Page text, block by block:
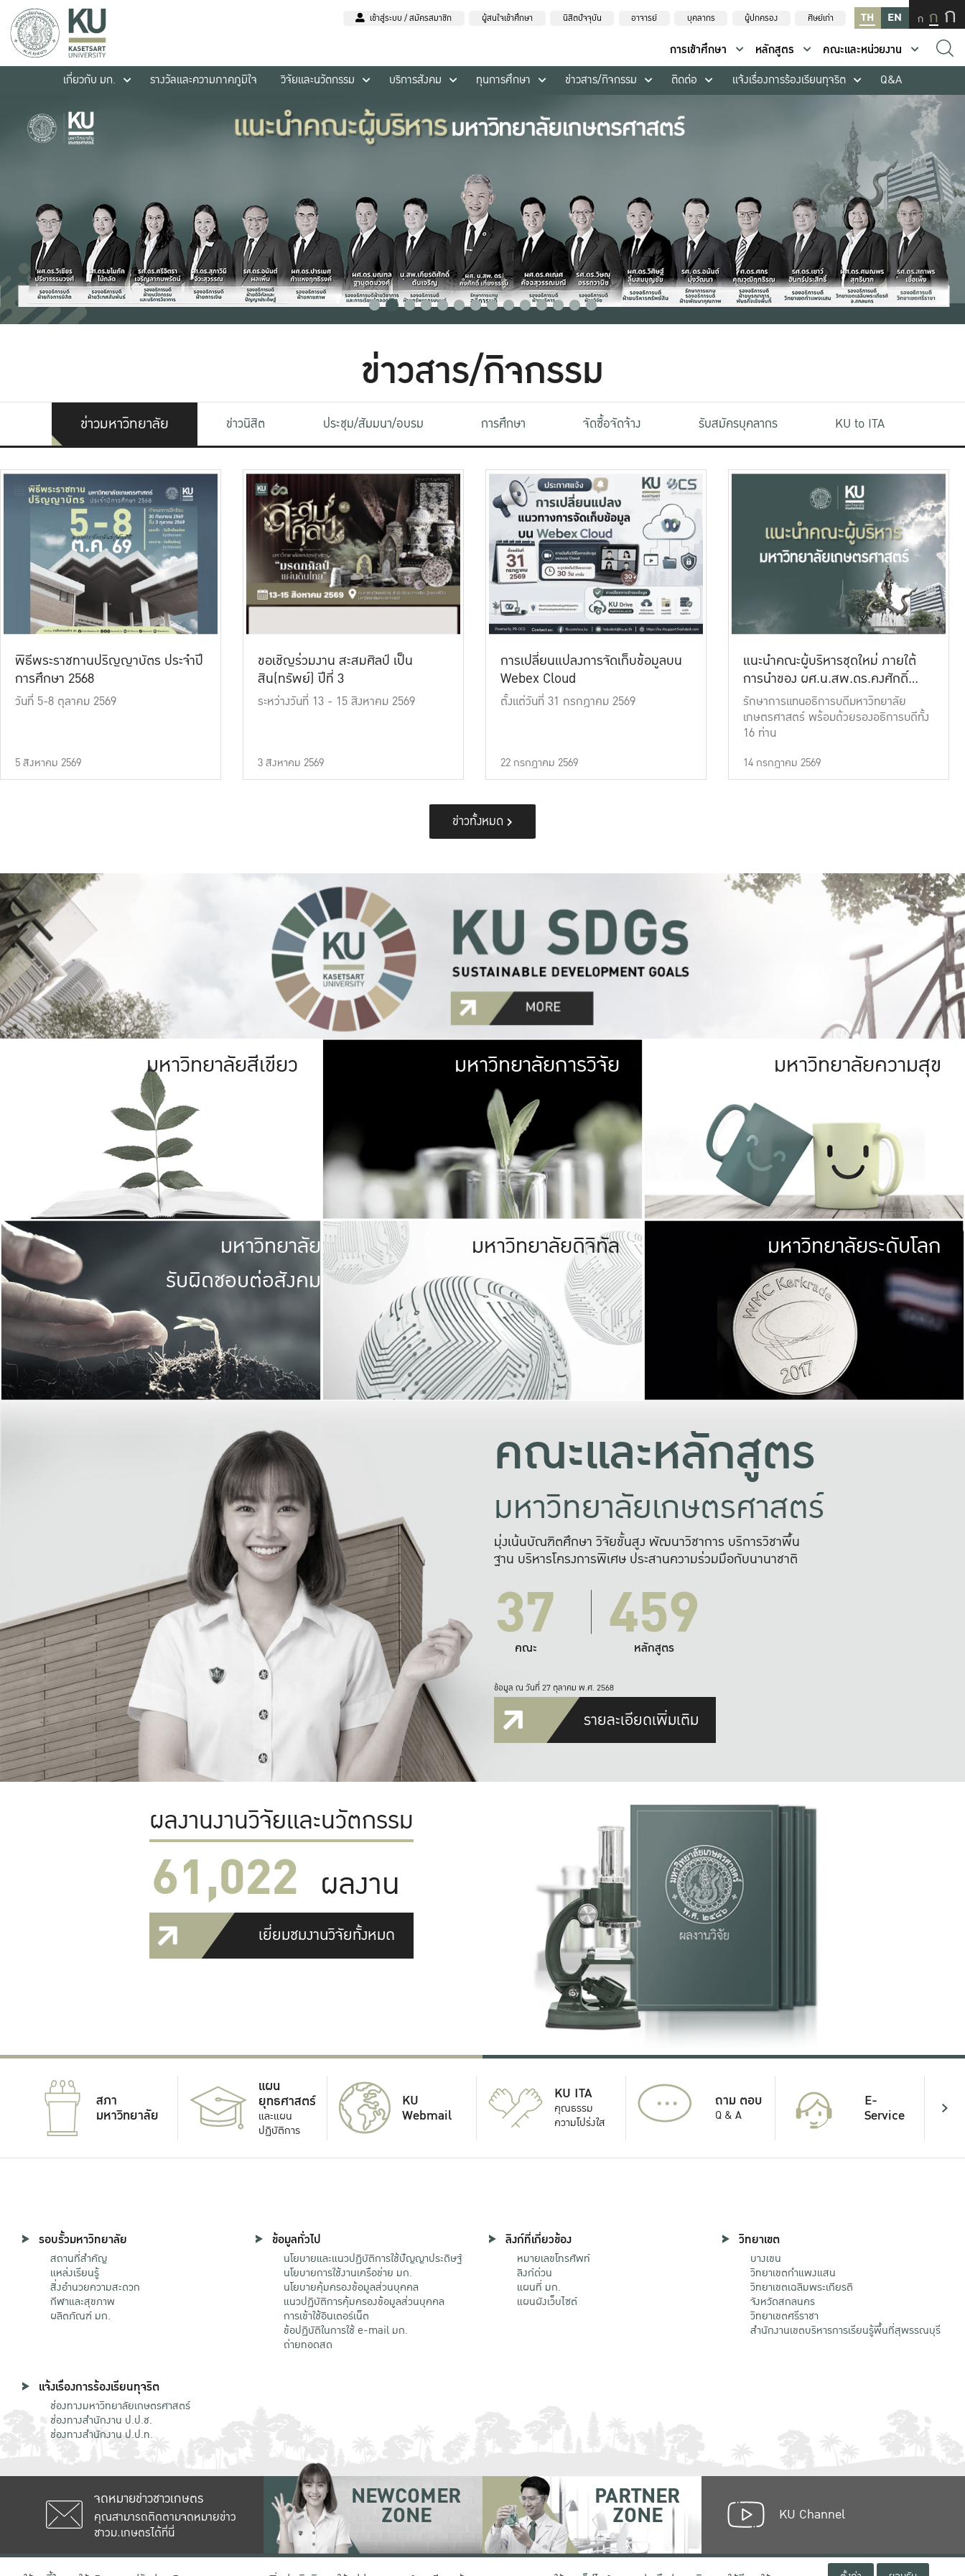
เข้าสู่ระบบ / สมัครสมาชิก ผู้สนใจเข้าศึกษา นิสิตปัจจุบัน อาจารย์ บุคลากร ผู้ปกครอง ศิษย์เก่า TH EN ก ก ก
การเข้าศึกษา หลักสูตร
คณะและหน่วยงาน
เกี่ยวกับ มก.
รางวัลและความภาคภูมิใจ วิจัยและนวัตกรรม บริการสังคม ทุนการศึกษา ข่าวสาร/กิจกรรม ติดต่อ แจ้งเรื่องการร้องเรียนทุจริต Q&A
ข่าวสาร/กิจกรรม
ข่าวมหาวิทยาลัย ข่าวนิสิต ประชุม/สัมมนา/อบรม การศึกษา จัดซื้อจัดจ้าง รับสมัครบุคลากร KU to ITA
พิธีพระราชทานปริญญาบัตร ประจำปี
การศึกษา 2568
วันที่ 5-8 ตุลาคม 2569
5 สิงหาคม 2569
ขอเชิญร่วมงาน สะสมศิลป์ เป็น
สิน(ทรัพย์) ปีที่ 3
ระหว่างวันที่ 13 - 15 สิงหาคม 2569
3 สิงหาคม 2569
การเปลี่ยนแปลงการจัดเก็บข้อมูลบน
Webex Cloud
ตั้งแต่วันที่ 31 กรกฎาคม 2569
22 กรกฎาคม 2569
แนะนำคณะผู้บริหารชุดใหม่ ภายใต้
การนำของ ผศ.น.สพ.ดร.คงศักดิ์
เที่ยงธรรม
รักษาการแทนอธิการบดีมหาวิทยาลัย
เกษตรศาสตร์ พร้อมด้วยรองอธิการบดีทั้ง
16 ท่าน
14 กรกฎาคม 2569
ข่าวทั้งหมด
มหาวิทยาลัยสีเขียว มหาวิทยาลัย
เกษตรศาสตร์ มีพื้นที่เขียวสดใส หนาแน่น
เป็นป่าในเมือง (URBAN FOREST)
เกษตรในเมือง (URBAN AGRICULTURE)
ที่นับรวมกันได้ประมาณ 1,400 ไร่
มหาวิทยาลัยการวิจัย มหาวิทยาลัย
ให้กับประชาชน
มหาวิทยาลัยความสุข
มหาวิทยาลัย
รับผิดชอบต่อสังคม
มหาวิทยาลัยรับผิดชอบต่อสังคม
ร่วมมือกับชุมชน เพื่อความกินดีอยู่ดี
และความสุขอย่างยั่งยืน
มองปัญหาในภาพกว้าง
แก้ไขจากปัญหาจุดเล็กๆ
มหาวิทยาลัยดิจิทัล มหาวิทยา
พร้อมที่จ
และผลักดันในการใช้ระบบส
เพื่อการทำงานแ
มหาวิทยาลัยระดับโลก
คณะและหลักสูตร
มหาวิทยาลัยเกษตรศาสตร์
มุ่งเน้นบัณฑิตศึกษา วิจัยขั้นสูง พัฒนาวิชาการ บริการวิชาพื้น
ฐาน บริหารโครงการพิเศษ ประสานความร่วมมือกับนานาชาติ
37
คณะ 459
หลักสูตร
ข้อมูล ณ วันที่ 27 ตุลาคม พ.ศ. 2568
รายละเอียดเพิ่มเติม
ผลงานงานวิจัยและนวัตกรรม
61,022 ผลงาน
เยี่ยมชมงานวิจัยทั้งหมด
สภา
มหาวิทยาลัย
แผน
ยุทธศาสตร์
และแผน
ปฏิบัติการ
KU
Webmail
KU ITA
คุณธรรม
ความโปร่งใส
... ถาม ตอบ
Q & A
E-
Service
รอบรั้วมหาวิทยาลัย
สถานที่สำคัญ
แหล่งเรียนรู้
สิ่งอำนวยความสะดวก
กีฬาและสุขภาพ
ผลิตภัณฑ์ มก.
ข้อมูลทั่วไป
นโยบายและแนวปฏิบัติการใช้ปัญญาประดิษฐ์
นโยบายการใช้งานเครือข่าย มก.
นโยบายคุ้มครองข้อมูลส่วนบุคคล
แนวปฏิบัติการคุ้มครองข้อมูลส่วนบุคคล
การเข้าใช้อินเตอร์เน็ต
ข้อปฏิบัติในการใช้ e-mail มก.
ถ่ายทอดสด
ลิงก์ที่เกี่ยวข้อง
หมายเลขโทรศัพท์
ลิงก์ด่วน
แผนที่ มก.
แผนผังเว็บไซต์
วิทยาเขต
บางเขน
วิทยาเขตกําแพงแสน
วิทยาเขตเฉลิมพระเกียรติ
จังหวัดสกลนคร
วิทยาเขตศรีราชา
สำนักงานเขตบริหารการเรียนรู้พื้นที่สุพรรณบุรี
แจ้งเรื่องการร้องเรียนทุจริต
ช่องทางมหาวิทยาลัยเกษตรศาสตร์
ช่องทางสำนักงาน ป.ป.ช.
ช่องทางสำนักงาน ป.ป.ท.
จดหมายข่าวชาวเกษตร
คุณสามารถติดตามจดหมายข่าว
ชาวม.เกษตรได้ที่นี่
NEWCOMER
ZONE
PARTNER
ZONE KU Channel